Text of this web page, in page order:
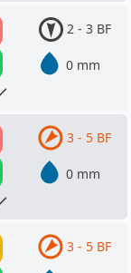
2 - 3 BF
0 mm
3 - 5 BF
0 mm
3 - 5 BF